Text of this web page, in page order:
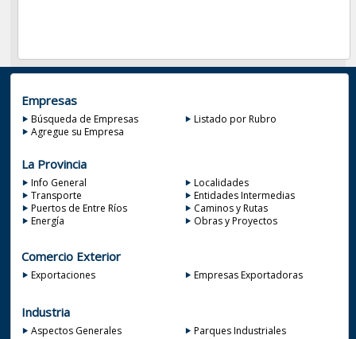
Empresas
Búsqueda de Empresas
Listado por Rubro
Agregue su Empresa
La Provincia
Info General
Localidades
Transporte
Entidades Intermedias
Puertos de Entre Ríos
Caminos y Rutas
Energía
Obras y Proyectos
Comercio Exterior
Exportaciones Empresas Exportadoras
Industria
Aspectos Generales Parques Industriales